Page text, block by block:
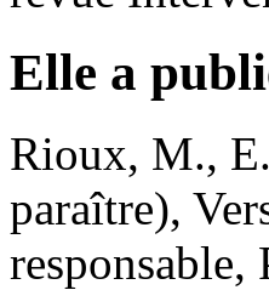
Elle a
Rioux, M.,
paraître),
responsable,